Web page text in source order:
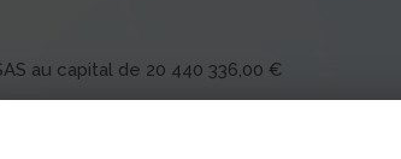
au capital de 20 440 336,00 €